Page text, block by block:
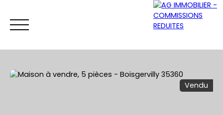
Vendu